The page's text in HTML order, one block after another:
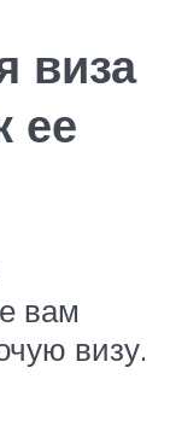
виза
ее
вам
визу.